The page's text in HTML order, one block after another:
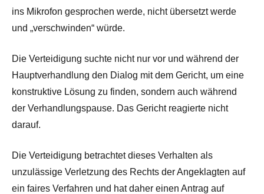
ins Mikrofon gesprochen werde, nicht übersetzt werde
und „verschwinden“ würde.
Die Verteidigung suchte nicht nur vor und während der
Hauptverhandlung den Dialog mit dem Gericht, um eine
konstruktive Lösung zu finden, sondern auch während
der Verhandlungspause. Das Gericht reagierte nicht
darauf.
Die Verteidigung betrachtet dieses Verhalten als
unzulässige Verletzung des Rechts der Angeklagten auf
ein faires Verfahren und hat daher einen Antrag auf